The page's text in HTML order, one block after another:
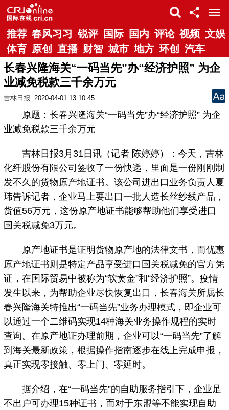
推荐 春风习习 锐评 国际 国内 评论 视频 文娱
体育 原创 直播 财智 城市 地方 环创 汽车
长春兴隆海关“一码当先”办“经济护照” 为企
业减免税款三千余万元
吉林日报 2020-04-01 13:10:45
原题：长春兴隆海关“一码当先”办“经济护照” 为企
业减免税款三千余万元
吉林日报3月31日讯（记者 陈婷婷）：今天，吉林
化纤股份有限公司签收了一份快递，里面是一份刚刚制
发不久的货物原产地证书。该公司进出口业务负责人夏
玮告诉记者，企业马上要出口一批人造长丝纱线产品，
货值56万元，这份原产地证书能够帮助他们享受进口
国关税减免3万元。
原产地证书是证明货物原产地的法律文书，而优惠
原产地证书则是特定产品享受进口国关税减免的官方凭
证，在国际贸易中被称为“软黄金”和“经济护照”。疫情
发生以来，为帮助企业尽快恢复出口，长春海关所属长
春兴隆海关特推出“一码当先”业务办理模式，即企业可
以通过一个二维码实现14种海关业务操作规程的实时
查询。在原产地证办理前期，企业可以“一码当先”了解
到海关最新政策，根据操作指南逐步在线上完成申报，
真正实现零接触、零上门、零延时。
据介绍，在“一码当先”的自助服务指引下，企业足
不出户可办理15种证书，而对于东盟等不能实现自助